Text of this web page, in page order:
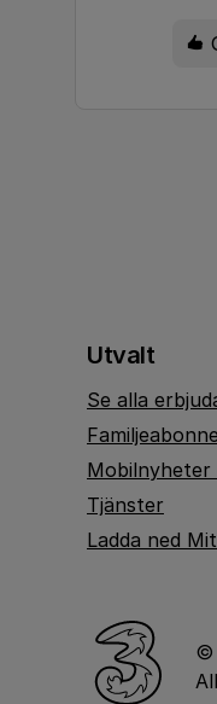
Utvalt
Se alla
Mobilnyheter
Tjänster
Ladda ned
©